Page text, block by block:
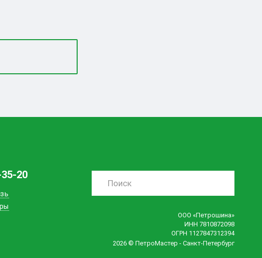
20
ООО «Петрошина»
ИНН 7810872098
ОГРН 1127847312394
2026 © ПетроМастер - Санкт-Петербург